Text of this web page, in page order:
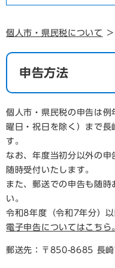
個人市・県民税について
申告方法
個人市・県民税の申告は
曜日・祝日を除く）まで
す。
なお、年度当初分以外の
随時受付いたします。
また、郵送での申告も随
い。
令和8年度（令和7年分）
電子申告についてはこちら
郵送先：〒850-8685 長